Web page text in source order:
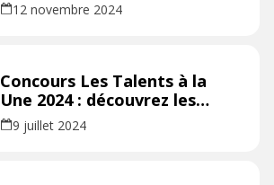
12 novembre 2024
Concours Les Talents à la
Une 2024 : découvrez les
lauréats !
9 juillet 2024